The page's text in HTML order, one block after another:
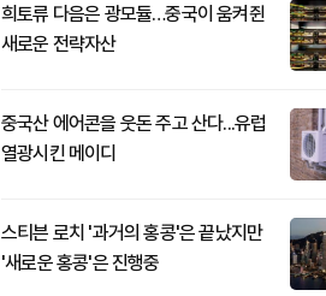
희토류 다음은 광모듈…중국이 움켜쥔
새로운 전략자산
중국산 에어콘을 웃돈 주고 산다...유럽
열광시킨 메이디
스티븐 로치 '과거의 홍콩'은 끝났지만
'새로운 홍콩'은 진행중